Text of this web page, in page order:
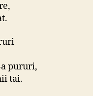
pururi,
tai.